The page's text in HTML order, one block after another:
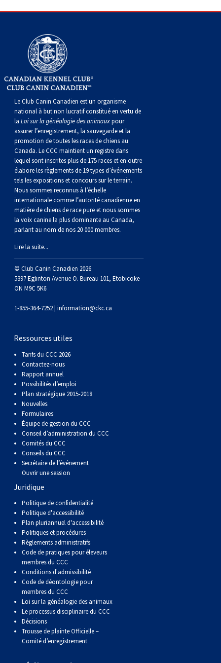
Corgi gallois (Pembroke)
Pumi
Lapphund suédois
Lévrier persan
Shikoku
Whippet
Chien nu du Pérou (Perro Sin Pelo Del Peru)
Épagneul français
Épagneul d’eau irlandais
Épagneul Sussex
Épagneul springer gallois
Spinone italiano
Vizsla à poil lisse
Vizsla à poil dur
Braque de Weimar
Bull terrier du Staffordshire
Terrier gallois
Terrier blanc du West Highland
Terre-Neuve
Chien d’eau portugais
Rottweiler
Samoyède
Schnauzer (géant)
Schnauzer (standard)
Husky sibérien
Saint Bernard
Laika de lakoutie
Le Club Canin Canadien est un organisme
national à but non lucratif constitué en vertu de
la Loi sur la généalogie des animauxpour
assurer l’enregistrement, la sauvegarde et la
promotion de toutes les races de chiens au
Canada. Le CCC maintient un registre dans
lequel sont inscrites plus de 175 races et en outre
élabore les règlements de 19 types d’événements
tels les expositions et concours sur le terrain.
Nous sommes reconnus à l’échelle
internationale comme l’autorité canadienne en
matière de chiens de race pure et nous sommes
la voix canine la plus dominante au Canada,
parlant au nom de nos 20 000 membres.
Lire la suite...
© Club Canin Canadien 2026
5397 Eglinton Avenue O. Bureau 101, Etobicoke
ON M9C 5K6
1-855-364-7252 | information@ckc.ca
Ressources utiles
Tarifs du CCC 2026
Contactez-nous
Rapport annuel
Possibilités d’emploi
Plan stratégique 2015-2018
Nouvelles
Formulaires
Équipe de gestion du CCC
Conseil d’administration du CCC
Comités du CCC
Conseils du CCC
Secrétaire de l’événement
Ouvrir une session
Juridique
Politique de confidentialité
Politique d'accessibilité
Plan pluriannuel d'accessibilité
Politiques et procédures
Règlements administratifs
Code de pratiques pour éleveurs
membres du CCC
Conditions d'admissibilité
Code de déontologie pour
membres du CCC
Loi sur la généalogie des animaux
Le processus disciplinaire du CCC
Décisions
Trousse de plainte Officielle –
Comité d’enregistrement